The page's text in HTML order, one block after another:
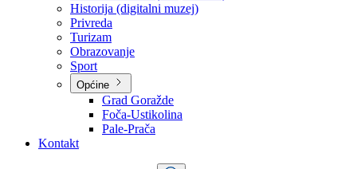
O kantonu
O kantonu
Simboli kantona (Grb, zastava)
Historija (digitalni muzej)
Privreda
Turizam
Obrazovanje
Općine